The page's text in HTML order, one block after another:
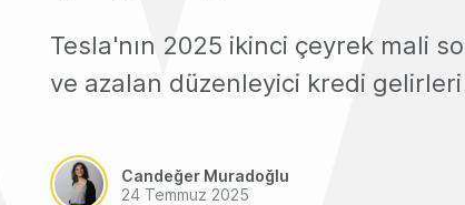
Tesla'nın 2025 ikinci çeyrek mali
ve azalan düzenleyici kredi
Candeğer Muradoğlu
24 Temmuz 2025